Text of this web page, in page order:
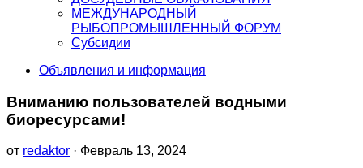
МЕЖДУНАРОДНЫЙ
РЫБОПРОМЫШЛЕННЫЙ ФОРУМ
Субсидии
Объявления и информация
Вниманию пользователей водными
биоресурсами!
от redaktor · Февраль 13, 2024